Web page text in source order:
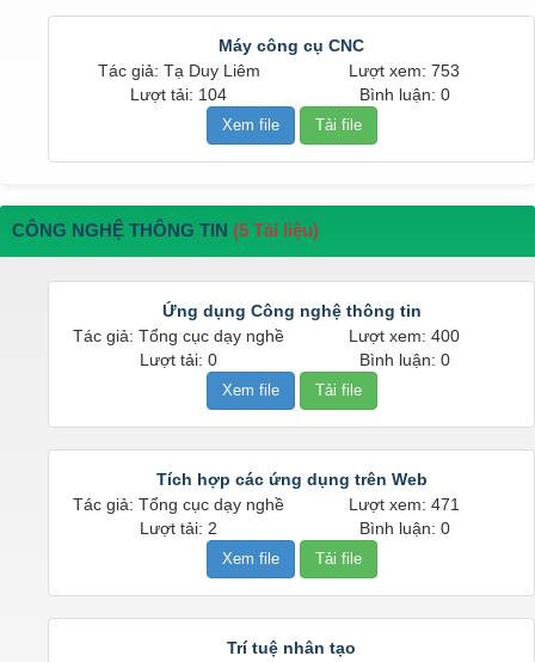
Máy công cụ CNC
Tác giả: Tạ Duy Liêm
Lượt xem: 753
Lượt tải: 104
Bình luận: 0
Xem file Tải file
CÔNG NGHỆ THÔNG TIN (5 Tài liệu)
Ứng dụng Công nghệ thông tin
Tác giả: Tổng cục dạy nghề
Lượt xem: 400
Lượt tải: 0
Bình luận: 0
Xem file Tải file
Tích hợp các ứng dụng trên Web
Tác giả: Tổng cục dạy nghề
Lượt xem: 471
Lượt tải: 2
Bình luận: 0
Xem file Tải file
Trí tuệ nhân tạo